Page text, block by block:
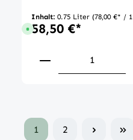
Inhalt: 0.75 Liter (78,00 €* /
Sofort verfügbar, Lieferzeit: 1-
58,50 €*
Produkt
1 2